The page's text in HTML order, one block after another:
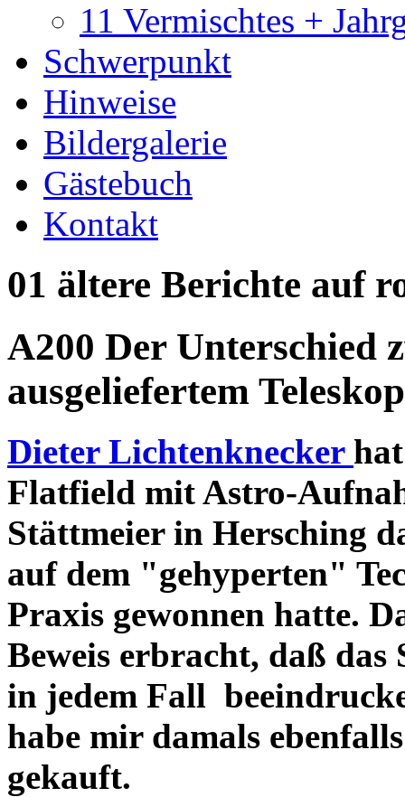
11 Vermischtes +
Schwerpunkt
Hinweise
Bildergalerie
Gästebuch
Kontakt
01 ältere Berichte auf
A200 Der Unterschied
ausgeliefertem
Dieter Lichtenknecker
Flatfield mit Astro-
Stättmeier in Hersching
auf dem "gehyperten"
Praxis gewonnen hatte.
Beweis erbracht, daß das
in jedem Fall
habe mir damals
gekauft.